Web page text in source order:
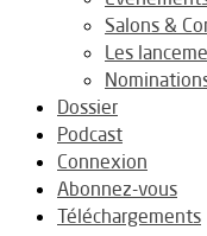
Salons &
Les
Dossier
Podcast
Connexion
Abonnez-vous
Téléchargements